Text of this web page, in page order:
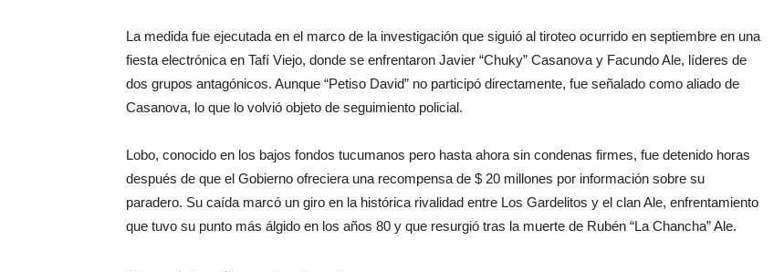
La medida fue ejecutada en el marco de la investigación que siguió al tiroteo ocurrido en septiembre en una
fiesta electrónica en Tafí Viejo, donde se enfrentaron Javier “Chuky” Casanova y Facundo Ale, líderes de
dos grupos antagónicos. Aunque “Petiso David” no participó directamente, fue señalado como aliado de
Casanova, lo que lo volvió objeto de seguimiento policial.
Lobo, conocido en los bajos fondos tucumanos pero hasta ahora sin condenas firmes, fue detenido horas
después de que el Gobierno ofreciera una recompensa de $ 20 millones por información sobre su
paradero. Su caída marcó un giro en la histórica rivalidad entre Los Gardelitos y el clan Ale, enfrentamiento
que tuvo su punto más álgido en los años 80 y que resurgió tras la muerte de Rubén “La Chancha” Ale.